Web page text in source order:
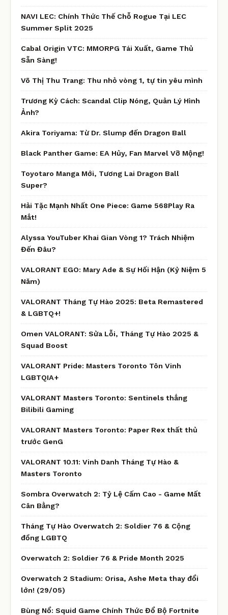
NAVI LEC: Chính Thức Thế Chỗ Rogue Tại LEC
Summer Split 2025
Cabal Origin VTC: MMORPG Tái Xuất, Game Thủ
Sẵn Sàng!
Võ Thị Thu Trang: Thu nhỏ vòng 1, tự tin yêu mình
Trương Kỳ Cách: Scandal Clip Nóng, Quản Lý Hình
Ảnh?
Akira Toriyama: Từ Dr. Slump đến Dragon Ball
Black Panther Game: EA Hủy, Fan Marvel Vỡ Mộng!
Toyotaro Manga Mới, Tương Lai Dragon Ball
Super?
Hải Tặc Mạnh Nhất One Piece: Game 568Play Ra
Mắt!
Alyssa YouTuber Khai Gian Vòng 1? Trách Nhiệm
Đến Đâu?
VALORANT EGO: Mary Ade & Sự Hối Hận (Kỷ Niệm 5
Năm)
VALORANT Tháng Tự Hào 2025: Beta Remastered
& LGBTQ+!
Omen VALORANT: Sửa Lỗi, Tháng Tự Hào 2025 &
Squad Boost
VALORANT Pride: Masters Toronto Tôn Vinh
LGBTQIA+
VALORANT Masters Toronto: Sentinels thắng
Bilibili Gaming
VALORANT Masters Toronto: Paper Rex thất thủ
trước GenG
VALORANT 10.11: Vinh Danh Tháng Tự Hào &
Masters Toronto
Sombra Overwatch 2: Tỷ Lệ Cấm Cao - Game Mất
Cân Bằng?
Tháng Tự Hào Overwatch 2: Soldier 76 & Cộng
đồng LGBTQ
Overwatch 2: Soldier 76 & Pride Month 2025
Overwatch 2 Stadium: Orisa, Ashe Meta thay đổi
lớn! (29/05)
Bùng Nổ: Squid Game Chính Thức Đổ Bộ Fortnite